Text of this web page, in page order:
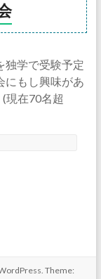
独学で受験予定
にもし興味があ
現在70名超
. Theme: